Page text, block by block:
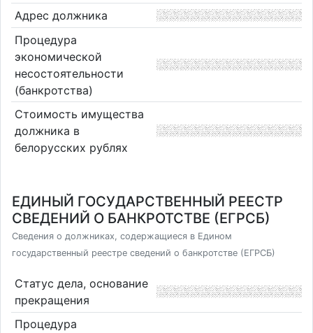
Адрес должника
Процедура
экономической
несостоятельности
(банкротства)
Стоимость имущества
должника в
белорусских рублях
ЕДИНЫЙ ГОСУДАРСТВЕННЫЙ РЕЕСТР
СВЕДЕНИЙ О БАНКРОТСТВЕ (ЕГРСБ)
Сведения о должниках, содержащиеся в Едином
государственный реестре сведений о банкротстве (ЕГРСБ)
Статус дела, основание
прекращения
Процедура